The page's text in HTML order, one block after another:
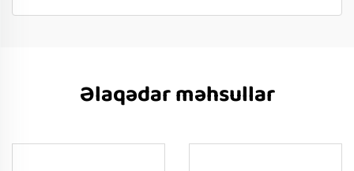
Əlaqədar məhsullar